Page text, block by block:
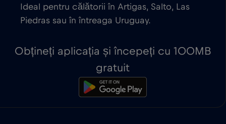
Ideal pentru călătorii în Artigas, Salto, Las
Piedras sau în întreaga Uruguay.
Obțineți aplicația și începeți cu 100MB
gratuit